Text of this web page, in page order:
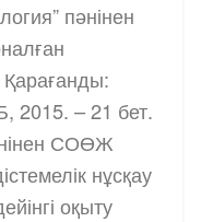
пәнінен
Қарағанды:
2015. – 21 бет.
СОӨЖ
нұсқау
оқыту